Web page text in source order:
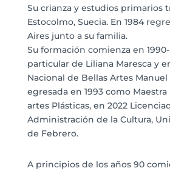
Su crianza y estudios primarios
Estocolmo, Suecia. En 1984
Aires junto a su familia.
Su formación comienza en
particular de Liliana Maresca y
Nacional de Bellas Artes
egresada en 1993 como
artes Plásticas, en 2022
Administración de la Cultura,
de Febrero.
A principios de los años 90